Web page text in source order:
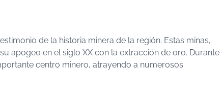
de la historia minera de la región. Estas minas,
apogeo en el siglo XX con la extracción de oro. Durante
centro minero, atrayendo a numerosos